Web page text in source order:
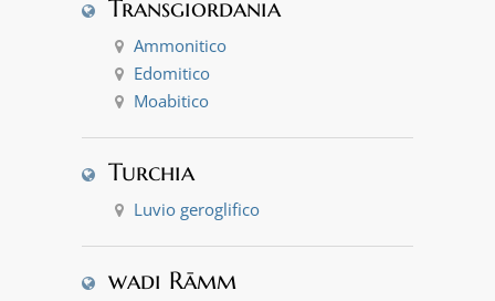
Transgiordania
Ammonitico
Edomitico
Moabitico
Turchia
Luvio geroglifico
wadi Rāmm